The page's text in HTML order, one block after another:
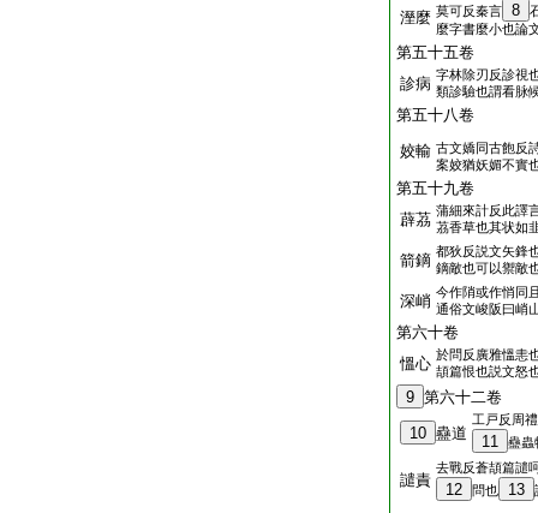
溼麼 莫可反秦言 8
麼字書麼小也論
第五十五卷
診病 字林除刃反診視
類診驗也謂看脉
第五十八卷
姣輸 古文嬌同古飽反
案姣猶妖媚不實
第五十九卷
薜茘 蒲細來計反此譯
茘香草也其状如
箭鏑 都狄反説文矢鋒
鏑敵也可以禦敵
深峭 今作陗或作悄同
通俗文峻阪曰峭
第六十卷
慍心 於問反廣雅慍恚
頡篇恨也説文怒
9 第六十二卷
10 蠱道
工戸反周
11 蠱蟲
譴責
去戰反蒼頡篇譴
12 問也 13